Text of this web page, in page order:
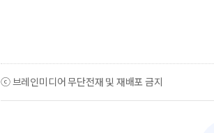
ⓒ 브레인미디어 무단전재 및 재배포 금지